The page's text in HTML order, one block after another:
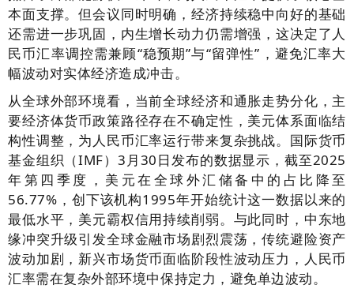
本面支撑。但会议同时明确，经济持续稳中向好的基础
还需进一步巩固，内生增长动力仍需增强，这决定了人
民币汇率调控需兼顾“稳预期”与“留弹性”，避免汇率大
幅波动对实体经济造成冲击。
从全球外部环境看，当前全球经济和通胀走势分化，主
要经济体货币政策路径存在不确定性，美元体系面临结
构性调整，为人民币汇率运行带来复杂挑战。国际货币
基金组织（IMF）3月30日发布的数据显示，截至2025
年第四季度，美元在全球外汇储备中的占比降至
56.77%，创下该机构1995年开始统计这一数据以来的
最低水平，美元霸权信用持续削弱。与此同时，中东地
缘冲突升级引发全球金融市场剧烈震荡，传统避险资产
波动加剧，新兴市场货币面临阶段性波动压力，人民币
汇率需在复杂外部环境中保持定力，避免单边波动。